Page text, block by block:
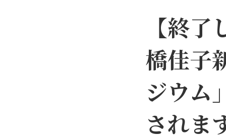
【終
橋佳子
ジウム
されま